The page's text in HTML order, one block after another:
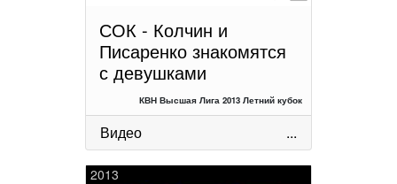
СОК - Колчин и
Писаренко знакомятся
с девушками
КВН Высшая Лига 2013 Летний кубок
Видео ...
2013